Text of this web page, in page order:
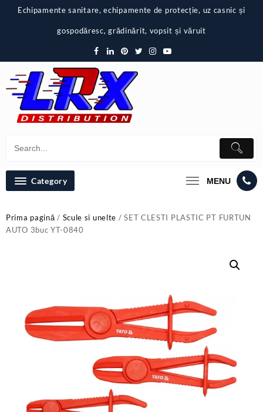
Echipamente sanitare, echipamente de protecție, uz casnic și
gospodăresc, grădinărit, vopsit și văruit
Category MENU
Prima pagină/ Scule si unelte / SET CLESTI PLASTIC PT FURTUN
AUTO 3buc YT-0840